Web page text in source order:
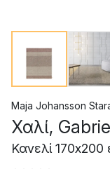
Maja Johansson
Χαλί,
Κανελί 170x200